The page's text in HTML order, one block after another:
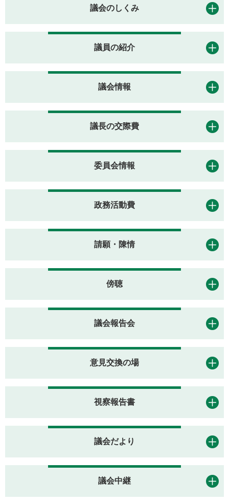
議会のしくみ
議員の紹介
議会情報
議長の交際費
委員会情報
政務活動費
請願・陳情
傍聴
議会報告会
意見交換の場
視察報告書
議会だより
議会中継